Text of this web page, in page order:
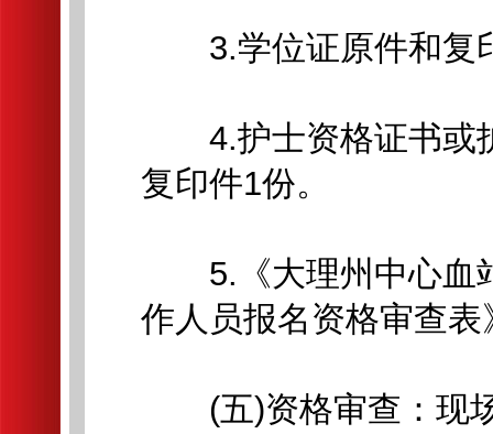
3.学位证原件和复
4.护士资格证书或
复印件1份。
5.《大理州中心血
作人员报名资格审查
(五)资格审查：现场